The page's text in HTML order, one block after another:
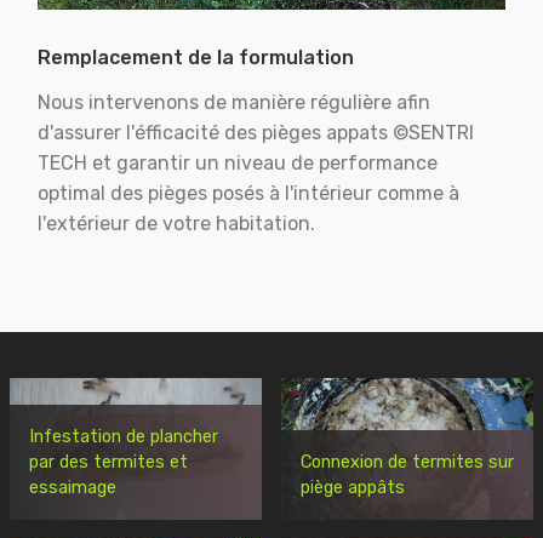
Remplacement de la formulation
Nous intervenons de manière régulière afin
d'assurer l'éfficacité des pièges appats ©SENTRI
TECH et garantir un niveau de performance
optimal des pièges posés à l'intérieur comme à
l'extérieur de votre habitation.
Infestation de plancher
par des termites et
essaimage
Connexion de termites sur
piège appâts